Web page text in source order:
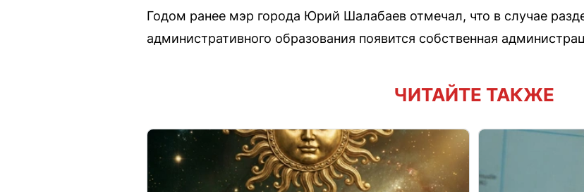
Годом ранее мэр города Юрий Шалабаев отмечал, что в случае
административного образования появится собственная
ЧИТАЙТЕ ТАКЖЕ